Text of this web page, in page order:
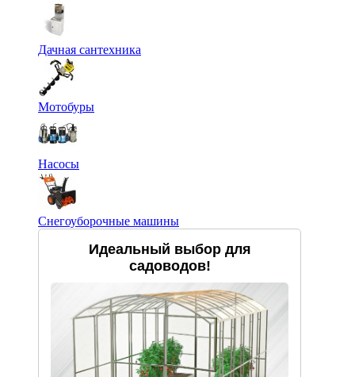
Дачная сантехника
Мотобуры
Насосы
Снегоуборочные машины
Идеальный выбор для
садоводов!